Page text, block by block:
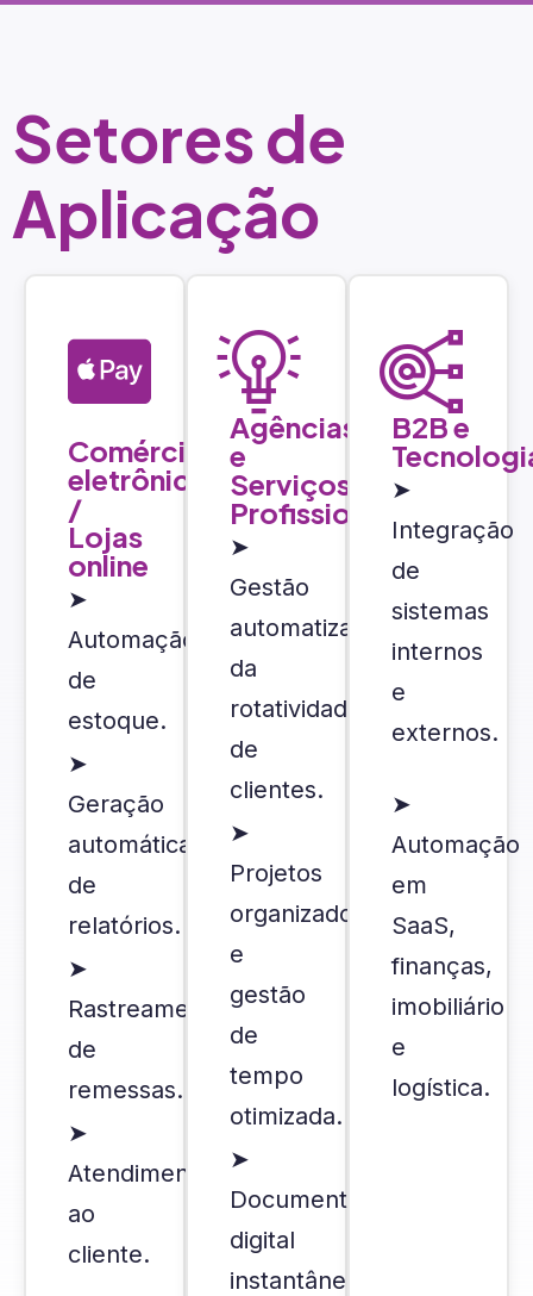
Setores de
Aplicação
Comércio
eletrônico
/
Lojas
online
➤
Automação
de
estoque.
➤
Geração
automática
de
relatórios.
➤
Rastreamento
de
remessas.
➤
Atendimento
ao
cliente.
Agências
e
Serviços
Profissionais
➤
Gestão
automatizada
da
rotatividade
de
clientes.
➤
Projetos
organizados
e
gestão
de
tempo
otimizada.
➤
Documentação
digital
instantânea.
B2B e
➤
Integração
de
sistemas
internos
e
externos.
➤
Automação
em
SaaS,
finanças,
imobiliário
e
logística.